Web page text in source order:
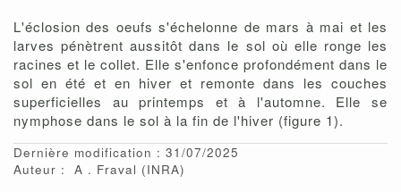
L'éclosion des oeufs s'échelonne de mars à mai et les
larves pénètrent aussitôt dans le sol où elle ronge les
racines et le collet. Elle s'enfonce profondément dans le
sol en été et en hiver et remonte dans les couches
superficielles au printemps et à l'automne. Elle se
nymphose dans le sol à la fin de l'hiver (figure 1).
Dernière modification : 31/07/2025
Auteur :
A Fraval (INRA)